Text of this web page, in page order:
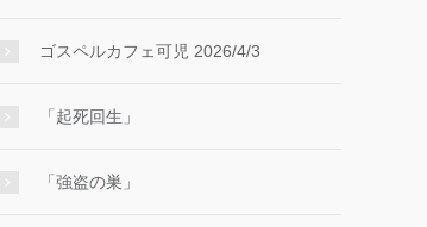
ゴスペルカフェ可児 2026/4/3
「起死回生」
「強盗の巣」